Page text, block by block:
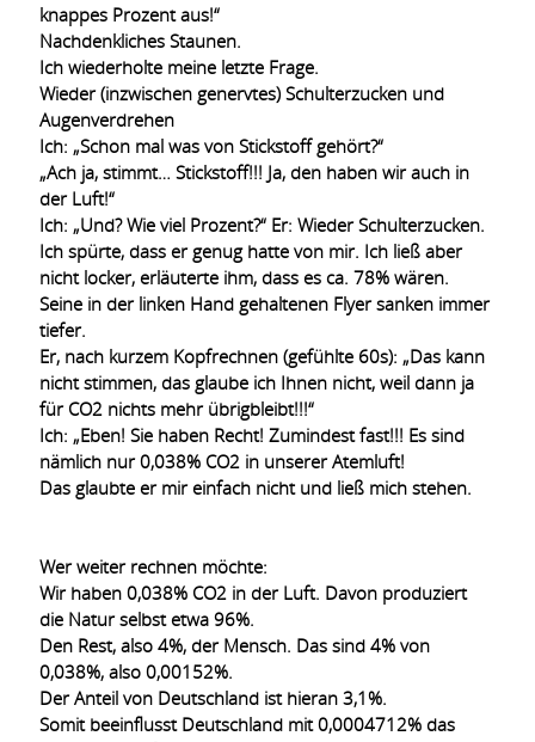
knappes Prozent aus!“
Nachdenkliches Staunen.
Ich wiederholte meine letzte Frage.
Wieder (inzwischen genervtes) Schulterzucken und
Augenverdrehen
Ich: „Schon mal was von Stickstoff gehört?“
„Ach ja, stimmt… Stickstoff!!! Ja, den haben wir auch in
der Luft!“
Ich: „Und? Wie viel Prozent?“ Er: Wieder Schulterzucken.
Ich spürte, dass er genug hatte von mir. Ich ließ aber
nicht locker, erläuterte ihm, dass es ca. 78% wären.
Seine in der linken Hand gehaltenen Flyer sanken immer
tiefer.
Er, nach kurzem Kopfrechnen (gefühlte 60s): „Das kann
nicht stimmen, das glaube ich Ihnen nicht, weil dann ja
für CO2 nichts mehr übrigbleibt!!!“
Ich: „Eben! Sie haben Recht! Zumindest fast!!! Es sind
nämlich nur 0,038% CO2 in unserer Atemluft!
Das glaubte er mir einfach nicht und ließ mich stehen.
Wer weiter rechnen möchte:
Wir haben 0,038% CO2 in der Luft. Davon produziert
die Natur selbst etwa 96%.
Den Rest, also 4%, der Mensch. Das sind 4% von
0,038%, also 0,00152%.
Der Anteil von Deutschland ist hieran 3,1%.
Somit beeinflusst Deutschland mit 0,0004712% das